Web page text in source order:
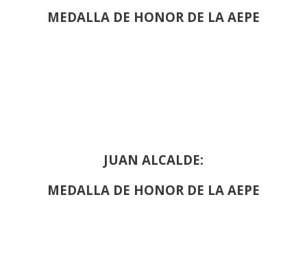
MEDALLA DE HONOR DE LA AEPE
JUAN ALCALDE:
MEDALLA DE HONOR DE LA AEPE